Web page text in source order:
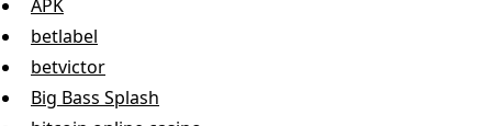
APK
betlabel
betvictor
Big Bass Splash